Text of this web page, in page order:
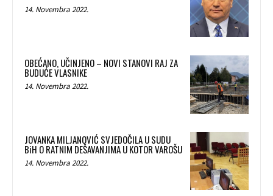
14. Novembra 2022.
OBEĆANO, UČINJENO – NOVI STANOVI RAJ ZA
BUDUĆE VLASNIKE
14. Novembra 2022.
JOVANKA MILJANOVIĆ SVJEDOČILA U SUDU
BiH O RATNIM DEŠAVANJIMA U KOTOR VAROŠU
14. Novembra 2022.